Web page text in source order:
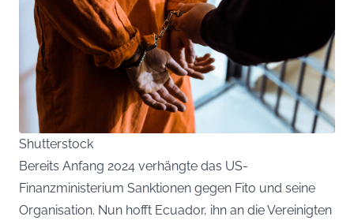
Shutterstock
Bereits Anfang 2024 verhängte das US-
Finanzministerium Sanktionen gegen Fito und seine
Organisation. Nun hofft Ecuador, ihn an die Vereinigten